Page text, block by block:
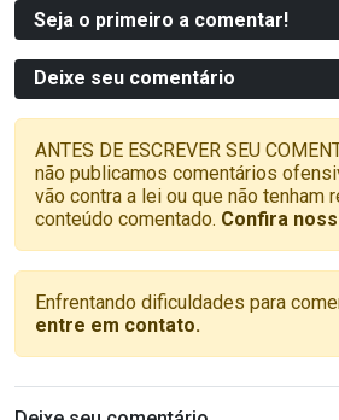
Seja o primeiro a comentar!
Deixe seu comentário
ANTES DE ESCREVER SEU
não publicamos comentários
vão contra a lei ou que não tenham
conteúdo comentado. Confira
Enfrentando dificuldades para
entre em contato.